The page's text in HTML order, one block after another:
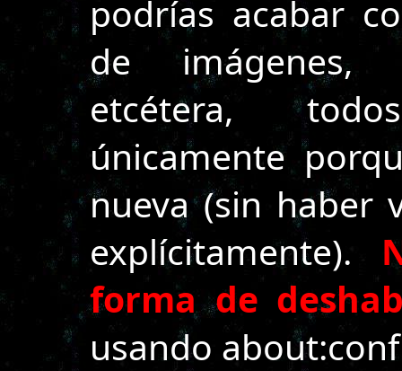
podrías acabar
de imágenes,
etcétera,
únicamente
nueva (sin haber
explícitamente).
forma de
usando